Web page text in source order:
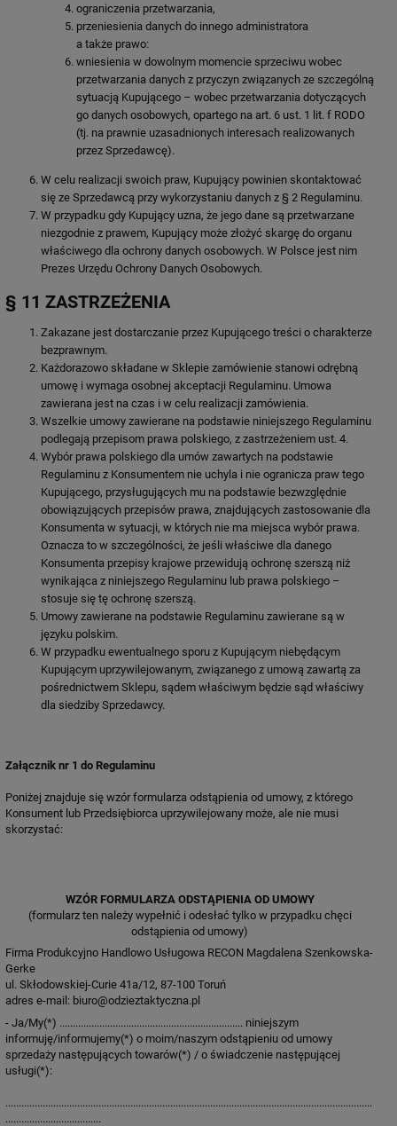
ograniczenia przetwarzania,
przeniesienia danych do innego administratora
a także prawo:
wniesienia w dowolnym momencie sprzeciwu wobec
przetwarzania danych z przyczyn związanych ze szczególną
sytuacją Kupującego – wobec przetwarzania dotyczących
go danych osobowych, opartego na art. 6 ust. 1 lit. f RODO
(tj. na prawnie uzasadnionych interesach realizowanych
przez Sprzedawcę).
W celu realizacji swoich praw, Kupujący powinien skontaktować
się ze Sprzedawcą przy wykorzystaniu danych z § 2 Regulaminu.
W przypadku gdy Kupujący uzna, że jego dane są przetwarzane
niezgodnie z prawem, Kupujący może złożyć skargę do organu
właściwego dla ochrony danych osobowych. W Polsce jest nim
Prezes Urzędu Ochrony Danych Osobowych.
§ 11 ZASTRZEŻENIA
Zakazane jest dostarczanie przez Kupującego treści o charakterze
bezprawnym.
Każdorazowo składane w Sklepie zamówienie stanowi odrębną
umowę i wymaga osobnej akceptacji Regulaminu. Umowa
zawierana jest na czas i w celu realizacji zamówienia.
Wszelkie umowy zawierane na podstawie niniejszego Regulaminu
podlegają przepisom prawa polskiego, z zastrzeżeniem ust. 4.
Wybór prawa polskiego dla umów zawartych na podstawie
Regulaminu z Konsumentem nie uchyla i nie ogranicza praw tego
Kupującego, przysługujących mu na podstawie bezwzględnie
obowiązujących przepisów prawa, znajdujących zastosowanie dla
Konsumenta w sytuacji, w których nie ma miejsca wybór prawa.
Oznacza to w szczególności, że jeśli właściwe dla danego
Konsumenta przepisy krajowe przewidują ochronę szerszą niż
wynikająca z niniejszego Regulaminu lub prawa polskiego –
stosuje się tę ochronę szerszą.
Umowy zawierane na podstawie Regulaminu zawierane są w
języku polskim.
W przypadku ewentualnego sporu z Kupującym niebędącym
Kupującym uprzywilejowanym, związanego z umową zawartą za
pośrednictwem Sklepu, sądem właściwym będzie sąd właściwy
dla siedziby Sprzedawcy.
Załącznik nr 1 do Regulaminu
Poniżej znajduje się wzór formularza odstąpienia od umowy, z którego
Konsument lub Przedsiębiorca uprzywilejowany może, ale nie musi
skorzystać:
WZÓR FORMULARZA ODSTĄPIENIA OD UMOWY
(formularz ten należy wypełnić i odesłać tylko w przypadku chęci
odstąpienia od umowy)
Firma Produkcyjno Handlowo Usługowa RECON Magdalena Szenkowska-
Gerke
ul. Skłodowskiej-Curie 41a/12, 87-100 Toruń
adres e-mail: biuro@odzieztaktyczna.pl
- Ja/My(*) ..................................................................... niniejszym
informuję/informujemy(*) o moim/naszym odstąpieniu od umowy
sprzedaży następujących towarów(*) / o świadczenie następującej
usługi(*):
..........................................................................................................................................
....................................